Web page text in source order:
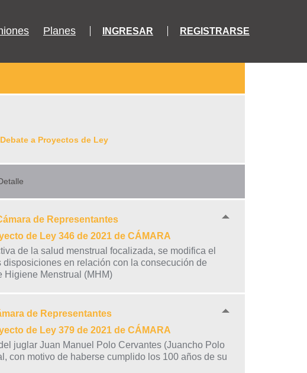
Planes INGRESAR REGISTRARSE
a Proyectos de Ley
de Representantes
de Ley 346 de 2021 de CÁMARA
de la salud menstrual focalizada, se modifica el
en relación con la consecución de
Higiene Menstrual (MHM)
de Representantes
de Ley 379 de 2021 de CÁMARA
juglar Juan Manuel Polo Cervantes (Juancho Polo
con motivo de haberse cumplido los 100 años de su